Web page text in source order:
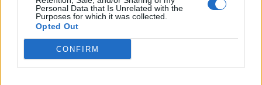
Personal Data that Is Unrelated with the
Purposes for which it was collected.
Opted Out
CONFIRM
La soffiata della cricca M5s:
"Conte prepara una patrimoniale
sulla casa"